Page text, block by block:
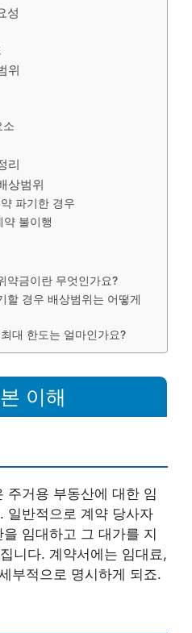
성
위
소
리
상범위
파기한 경우
불이행
약금이란 무엇인가요?
할 경우 배상범위는 어떻게
대 한도는 얼마인가요?
이해
주거용 부동산에 대한 임
일반적으로 계약 당사자
임대하고 그 대가를 지
니다. 계약서에는 임대료,
부적으로 명시하게 되죠.